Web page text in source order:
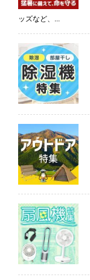
ッズなど、...